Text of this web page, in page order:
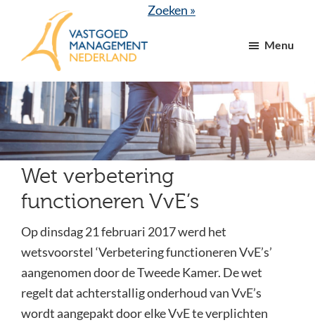
inhoud
VGM
NL
dé
branchevereniging
voor
vastgoed-
en
VvE
managers
Zoeken »
Menu
Wet verbetering
functioneren VvE’s
Op dinsdag 21 februari 2017 werd het
wetsvoorstel ‘Verbetering functioneren VvE’s’
aangenomen door de Tweede Kamer. De wet
regelt dat achterstallig onderhoud van VvE’s
wordt aangepakt door elke VvE te verplichten